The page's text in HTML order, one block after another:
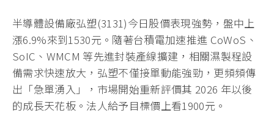
半導體設備廠弘塑(3131)今日股價表現強勢，盤中上
漲6.9%來到1530元。隨著台積電加速推進 CoWoS、
SoIC、WMCM 等先進封裝產線擴建，相關濕製程設
備需求快速放大，弘塑不僅接單動能強勁，更頻頻傳
出「急單湧入」，市場開始重新評價其 2026 年以後
的成長天花板。法人給予目標價上看1900元。